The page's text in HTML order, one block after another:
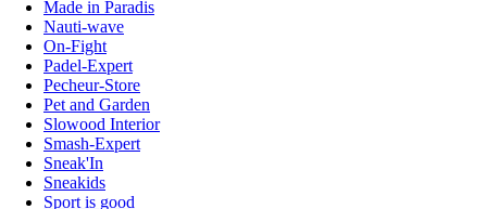
Made in Paradis
Nauti-wave
On-Fight
Padel-Expert
Pecheur-Store
Pet and Garden
Slowood Interior
Smash-Expert
Sneak'In
Sneakids
Sport is good